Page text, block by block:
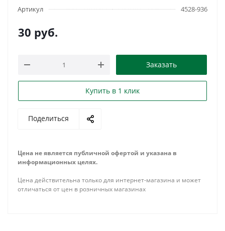
Артикул
4528-936
30 руб.
Заказать
Купить в 1 клик
Поделиться
Цена не является публичной офертой и указана в
информационных целях.
Цена действительна только для интернет-магазина и может
отличаться от цен в розничных магазинах